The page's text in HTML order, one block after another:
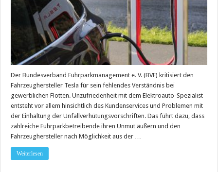
Der Bundesverband Fuhrparkmanagement e. V. (BVF) kritisiert den
Fahrzeughersteller Tesla für sein fehlendes Verständnis bei
gewerblichen Flotten. Unzufriedenheit mit dem Elektroauto-Spezialist
entsteht vor allem hinsichtlich des Kundenservices und Problemen mit
der Einhaltung der Unfallverhütungsvorschriften. Das führt dazu, dass
zahlreiche Fuhrparkbetreibende ihren Unmut äußern und den
Fahrzeughersteller nach Möglichkeit aus der …
Weiterlesen